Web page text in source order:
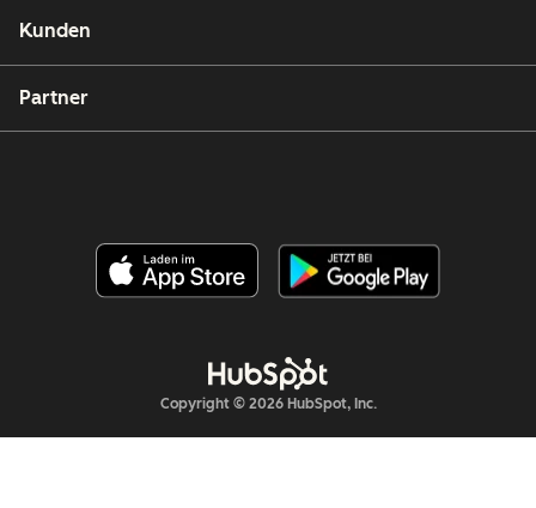
Kunden
Partner
Copyright © 2026 HubSpot, Inc.